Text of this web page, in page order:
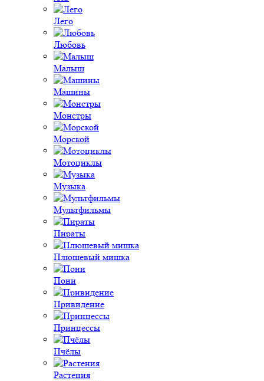
Лего
Любовь
Малыш
Машины
Монстры
Морской
Мотоциклы
Музыка
Мультфильмы
Пираты
Плюшевый мишка
Пони
Привидение
Принцессы
Пчёлы
Растения